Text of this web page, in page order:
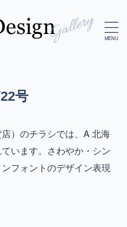
号
）のチラシでは、A 北海
います。さわやか・シン
フォントのデザイン表現